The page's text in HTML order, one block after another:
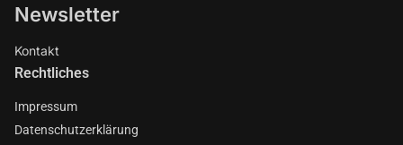
Newsletter
Kontakt
Rechtliches
Impressum
Datenschutzerklärung